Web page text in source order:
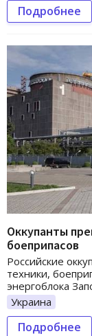
Подробнее
Оккупанты
боеприпасов
Российские
техники,
энергоблока
Украина
Подробнее